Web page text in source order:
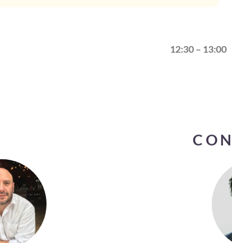
12:30 – 13:00